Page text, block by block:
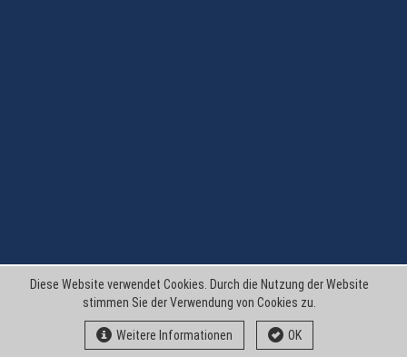
Diese Website verwendet Cookies. Durch die Nutzung der Website
stimmen Sie der Verwendung von Cookies zu.
Weitere Informationen OK